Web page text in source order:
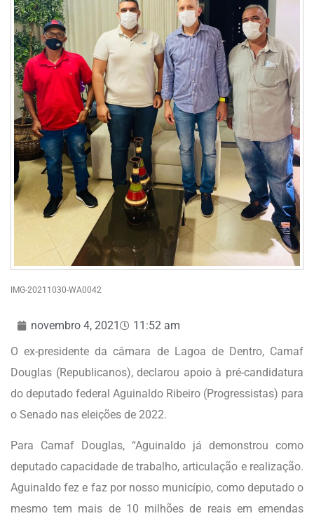
IMG-20211030-WA0042
novembro 4, 2021
11:52 am
O ex-presidente da câmara de Lagoa de Dentro, Camaf
Douglas (Republicanos), declarou apoio à pré-candidatura
do deputado federal Aguinaldo Ribeiro (Progressistas) para
o Senado nas eleições de 2022.
Para Camaf Douglas, “Aguinaldo já demonstrou como
deputado capacidade de trabalho, articulação e realização.
Aguinaldo fez e faz por nosso município, como deputado o
mesmo tem mais de 10 milhões de reais em emendas